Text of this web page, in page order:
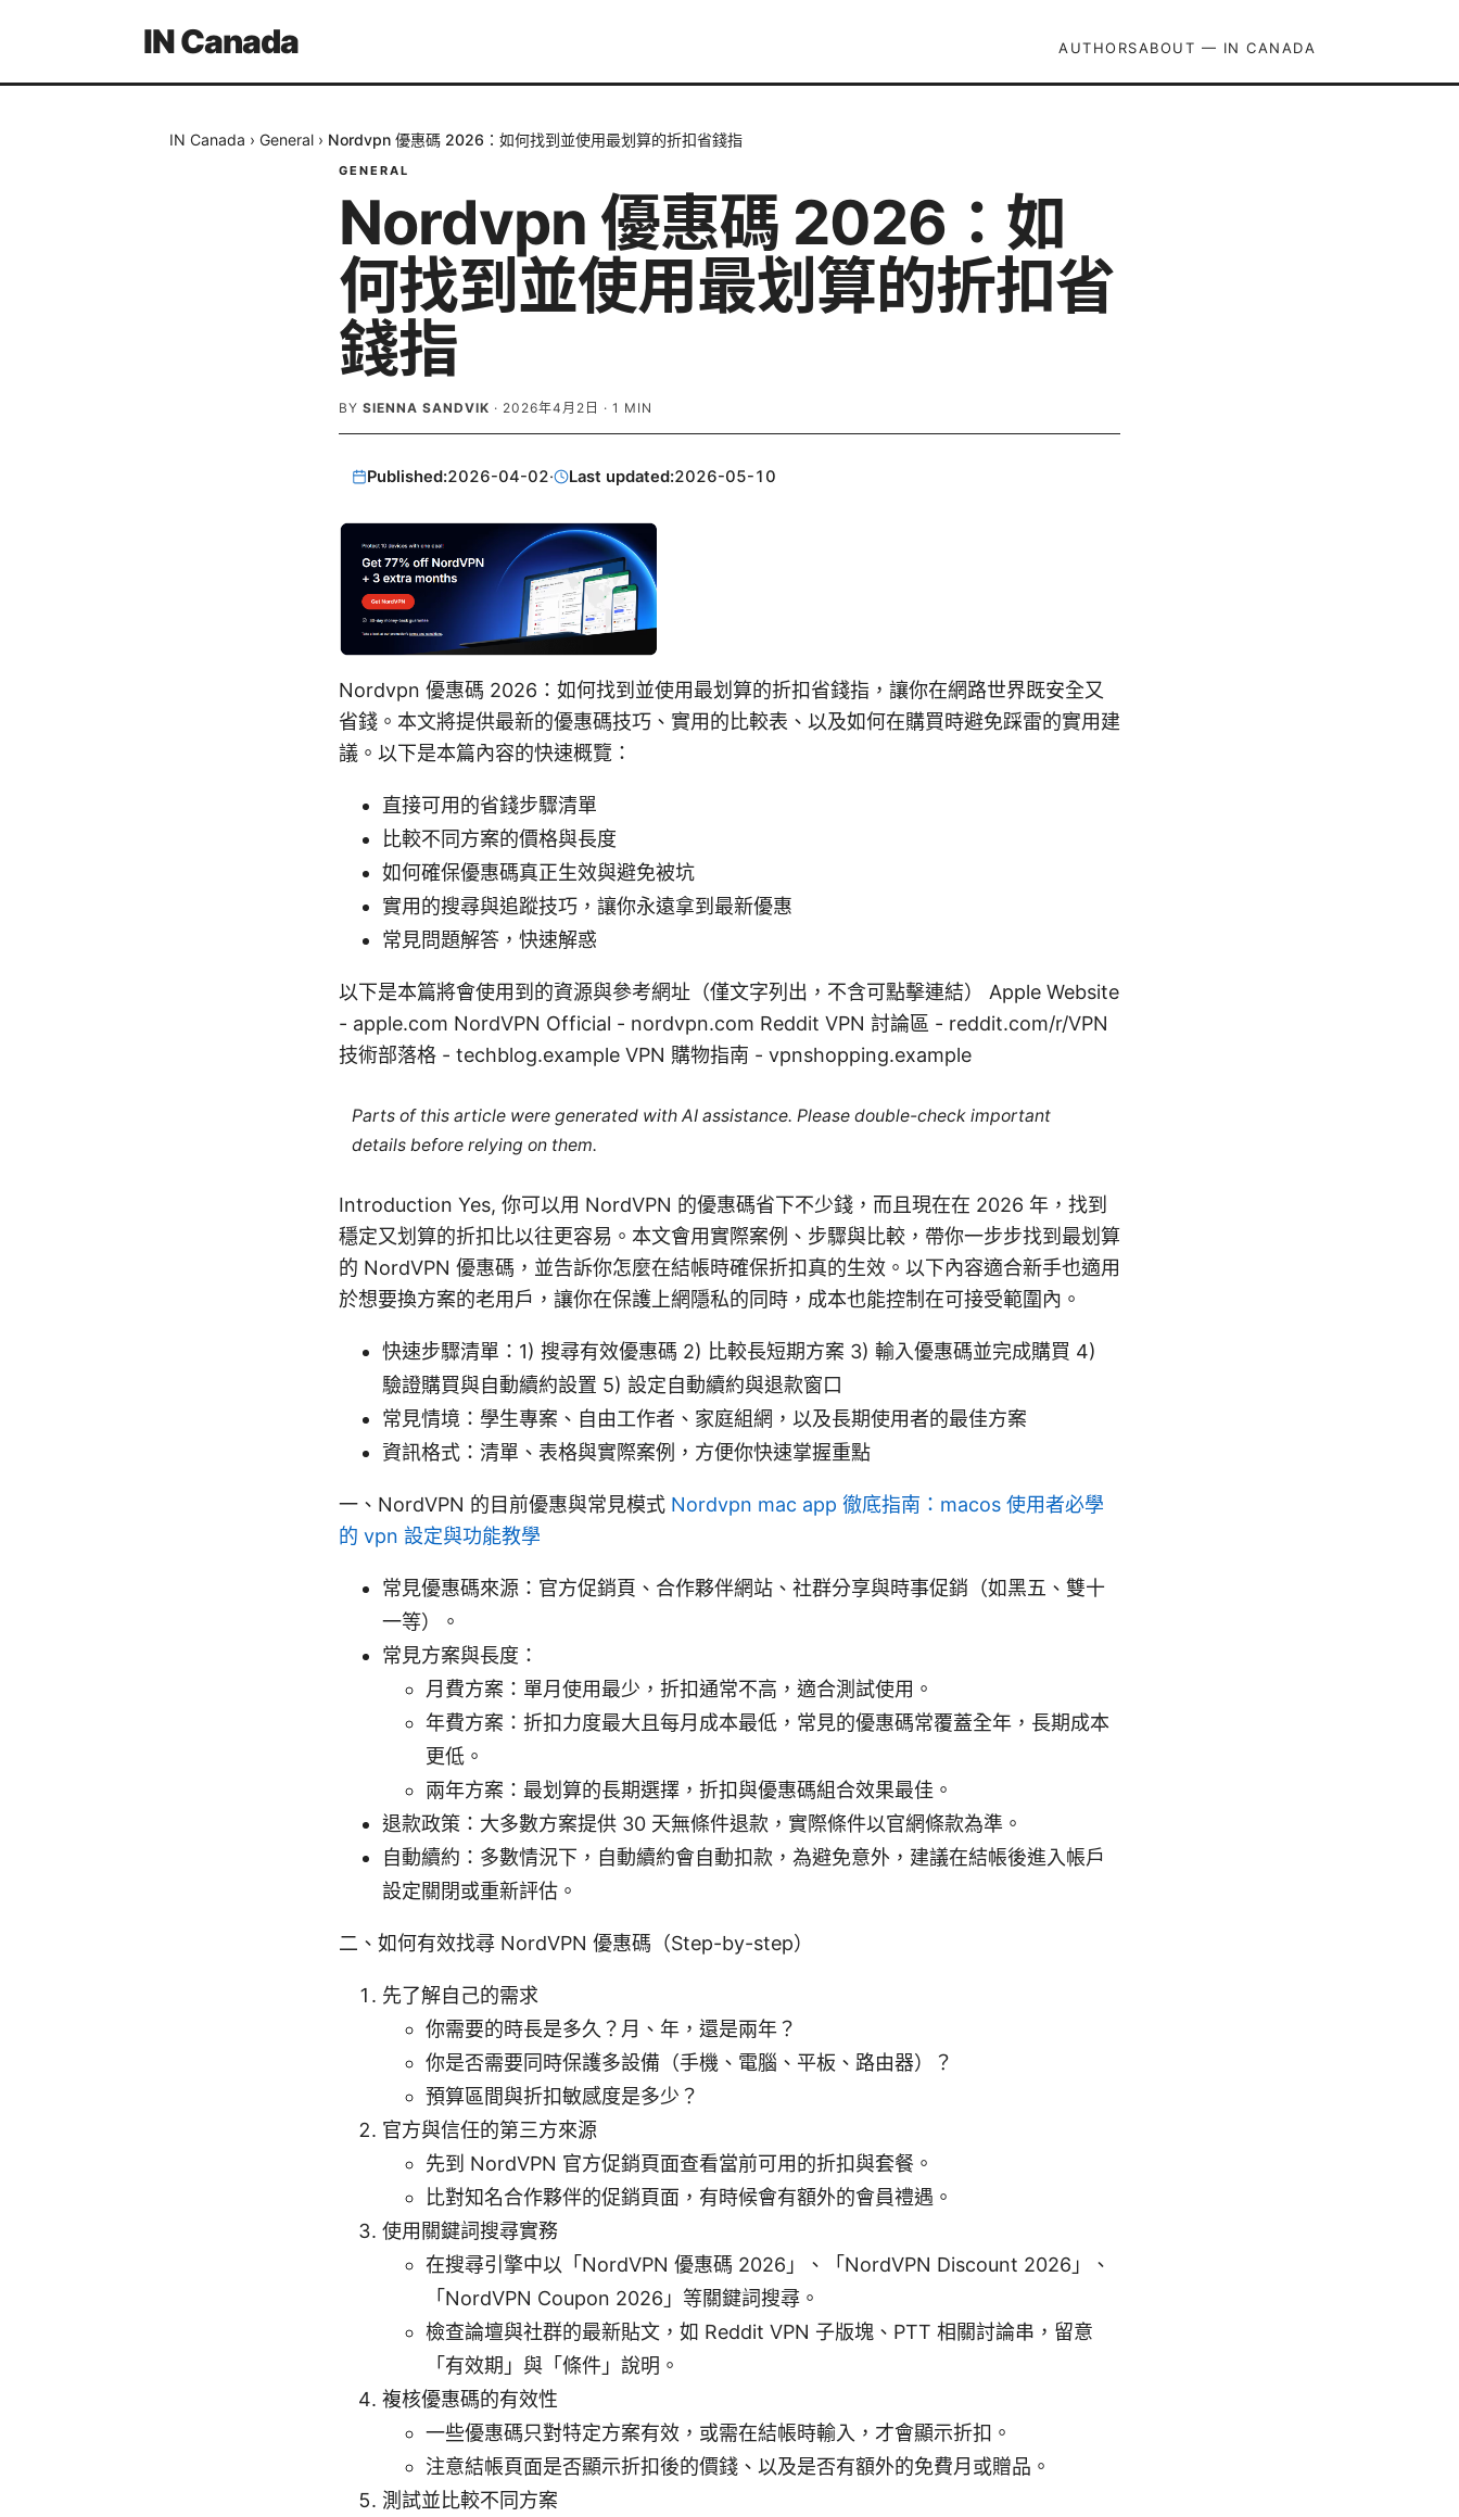
IN Canada AUTHORSABOUT — IN CANADA
IN Canada › General › Nordvpn 優惠碼 2026：如何找到並使用最划算的折扣省錢指
GENERAL
Nordvpn 優惠碼 2026：如
何找到並使用最划算的折扣省
錢指
BY SIENNA SANDVIK · 2026年4月2日 · 1 MIN
Published:2026-04-02· Last updated:2026-05-10
Nordvpn 優惠碼 2026：如何找到並使用最划算的折扣省錢指，讓你在網路世界既安全又
省錢。本文將提供最新的優惠碼技巧、實用的比較表、以及如何在購買時避免踩雷的實用建
議。以下是本篇內容的快速概覽：
直接可用的省錢步驟清單
比較不同方案的價格與長度
如何確保優惠碼真正生效與避免被坑
實用的搜尋與追蹤技巧，讓你永遠拿到最新優惠
常見問題解答，快速解惑
以下是本篇將會使用到的資源與參考網址（僅文字列出，不含可點擊連結） Apple Website
- apple.com NordVPN Official - nordvpn.com Reddit VPN 討論區 - reddit.com/r/VPN
技術部落格 - techblog.example VPN 購物指南 - vpnshopping.example
Parts of this article were generated with AI assistance. Please double-check important
details before relying on them.
Introduction Yes, 你可以用 NordVPN 的優惠碼省下不少錢，而且現在在 2026 年，找到
穩定又划算的折扣比以往更容易。本文會用實際案例、步驟與比較，帶你一步步找到最划算
的 NordVPN 優惠碼，並告訴你怎麼在結帳時確保折扣真的生效。以下內容適合新手也適用
於想要換方案的老用戶，讓你在保護上網隱私的同時，成本也能控制在可接受範圍內。
快速步驟清單：1) 搜尋有效優惠碼 2) 比較長短期方案 3) 輸入優惠碼並完成購買 4)
驗證購買與自動續約設置 5) 設定自動續約與退款窗口
常見情境：學生專案、自由工作者、家庭組網，以及長期使用者的最佳方案
資訊格式：清單、表格與實際案例，方便你快速掌握重點
一、NordVPN 的目前優惠與常見模式 Nordvpn mac app 徹底指南：macos 使用者必學
的 vpn 設定與功能教學
常見優惠碼來源：官方促銷頁、合作夥伴網站、社群分享與時事促銷（如黑五、雙十
一等）。
常見方案與長度：
月費方案：單月使用最少，折扣通常不高，適合測試使用。
年費方案：折扣力度最大且每月成本最低，常見的優惠碼常覆蓋全年，長期成本
更低。
兩年方案：最划算的長期選擇，折扣與優惠碼組合效果最佳。
退款政策：大多數方案提供 30 天無條件退款，實際條件以官網條款為準。
自動續約：多數情況下，自動續約會自動扣款，為避免意外，建議在結帳後進入帳戶
設定關閉或重新評估。
二、如何有效找尋 NordVPN 優惠碼（Step-by-step）
先了解自己的需求
你需要的時長是多久？月、年，還是兩年？
你是否需要同時保護多設備（手機、電腦、平板、路由器）？
預算區間與折扣敏感度是多少？
官方與信任的第三方來源
先到 NordVPN 官方促銷頁面查看當前可用的折扣與套餐。
比對知名合作夥伴的促銷頁面，有時候會有額外的會員禮遇。
使用關鍵詞搜尋實務
在搜尋引擎中以「NordVPN 優惠碼 2026」、「NordVPN Discount 2026」、
「NordVPN Coupon 2026」等關鍵詞搜尋。
檢查論壇與社群的最新貼文，如 Reddit VPN 子版塊、PTT 相關討論串，留意
「有效期」與「條件」說明。
複核優惠碼的有效性
一些優惠碼只對特定方案有效，或需在結帳時輸入，才會顯示折扣。
注意結帳頁面是否顯示折扣後的價錢、以及是否有額外的免費月或贈品。
測試並比較不同方案